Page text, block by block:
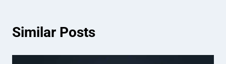
Similar Posts